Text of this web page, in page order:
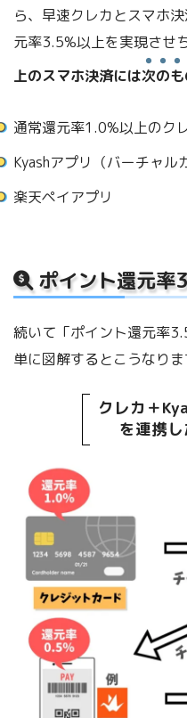
ら、早速クレカとスマホ
元率3.5%以上を実現させ
上のスマホ決済には次の
通常還元率1.0%以上のク
Kyashアプリ（バーチャル
楽天ペイアプリ
ポイント還元率
続いて「ポイント還元率
単に図解するとこうなりま
クレカ＋
を連携